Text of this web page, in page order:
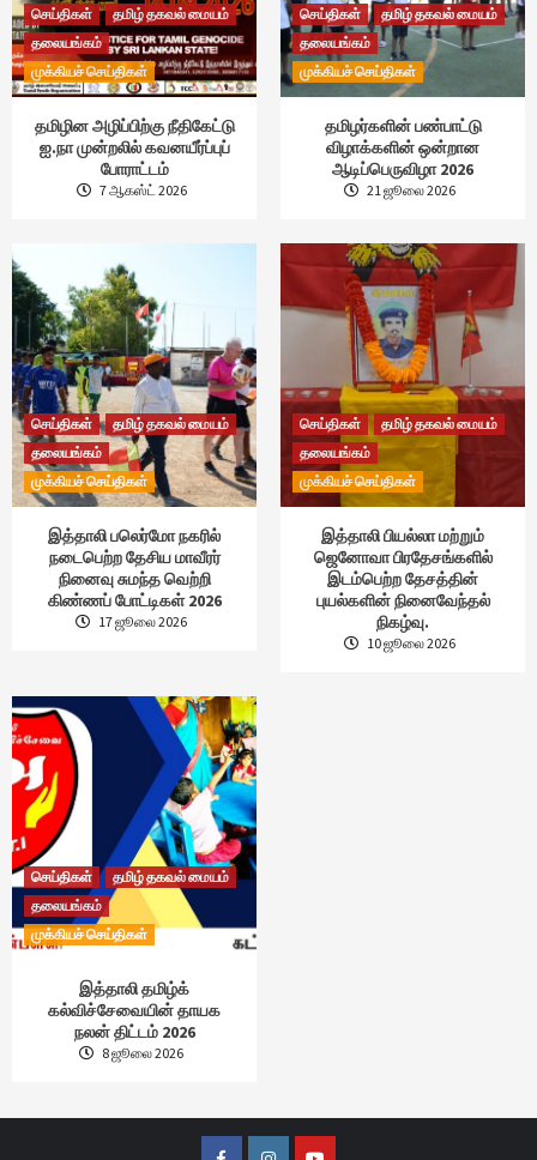
செய்திகள்
தமிழ் தகவல் மையம்
தலையங்கம்
முக்கியச் செய்திகள்
தமிழின அழிப்பிற்கு நீதிகேட்டு
ஐ.நா முன்றலில் கவனயீர்ப்புப்
போராட்டம்
7 ஆகஸ்ட் 2026
செய்திகள்
தமிழ் தகவல் மையம்
தலையங்கம்
முக்கியச் செய்திகள்
தமிழர்களின் பண்பாட்டு
விழாக்களின் ஒன்றான
ஆடிப்பெருவிழா 2026
21 ஜூலை 2026
செய்திகள்
தமிழ் தகவல் மையம்
தலையங்கம்
முக்கியச் செய்திகள்
இத்தாலி பலெர்மோ நகரில்
நடைபெற்ற தேசிய மாவீரர்
நினைவு சுமந்த வெற்றி
கிண்ணப் போட்டிகள் 2026
17 ஜூலை 2026
செய்திகள்
தமிழ் தகவல் மையம்
தலையங்கம்
முக்கியச் செய்திகள்
இத்தாலி பியல்லா மற்றும்
ஜெனோவா பிரதேசங்களில்
இடம்பெற்ற தேசத்தின்
புயல்களின் நினைவேந்தல்
நிகழ்வு.
10 ஜூலை 2026
செய்திகள்
தமிழ் தகவல் மையம்
தலையங்கம்
முக்கியச் செய்திகள்
இத்தாலி தமிழ்க்
கல்விச்சேவையின் தாயக
நலன் திட்டம் 2026
8 ஜூலை 2026
FacebookInstagramYoutube